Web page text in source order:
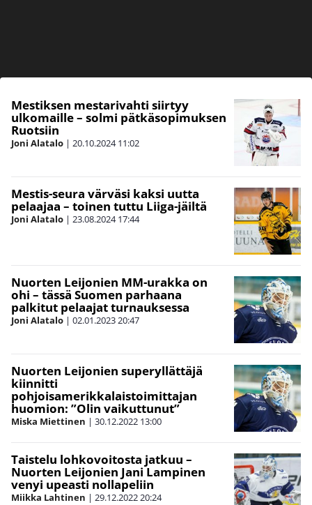
Mestiksen mestarivahti siirtyy
ulkomaille – solmi pätkäsopimuksen
Ruotsiin
Joni Alatalo | 20.10.2024 11:02
Mestis-seura värväsi kaksi uutta
pelaajaa – toinen tuttu Liiga-jäiltä
Joni Alatalo | 23.08.2024 17:44
Nuorten Leijonien MM-urakka on
ohi – tässä Suomen parhaana
palkitut pelaajat turnauksessa
Joni Alatalo | 02.01.202320:47
Nuorten Leijonien superyllättäjä
kiinnitti
pohjoisamerikkalaistoimittajan
huomion: ”Olin vaikuttunut”
Miska Miettinen | 30.12.2022 13:00
Taistelu lohkovoitosta jatkuu –
Nuorten Leijonien Jani Lampinen
venyi upeasti nollapeliin
Miikka Lahtinen | 29.12.202220:24